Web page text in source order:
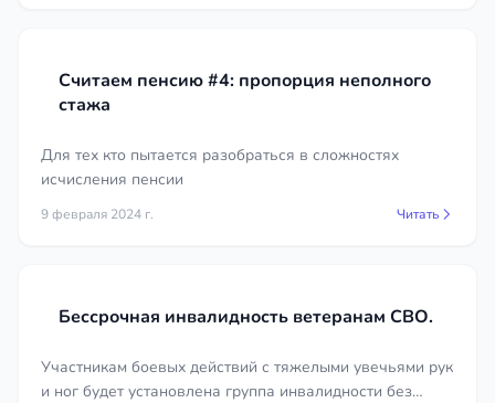
доводит дело до свидетельства или решения суда.
Опишите свою ситуацию — оценим перспективы
Считаем пенсию #4: пропорция неполного
стажа
Для тех кто пытается разобраться в сложностях
исчисления пенсии
9 февраля 2024 г. Читать
Бессрочная инвалидность ветеранам СВО.
Участникам боевых действий с тяжелыми увечьями рук
и ног будет установлена группа инвалидности без